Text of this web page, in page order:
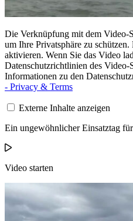
Die Verknüpfung mit dem Video-
um Ihre Privatsphäre zu
aktivieren. Wenn Sie das Video
Datenschutzrichtlinien des Video-
Informationen zu den
- Privacy & Terms
Externe Inhalte anzeigen
Ein ungewöhnlicher Einsatztag
Video starten